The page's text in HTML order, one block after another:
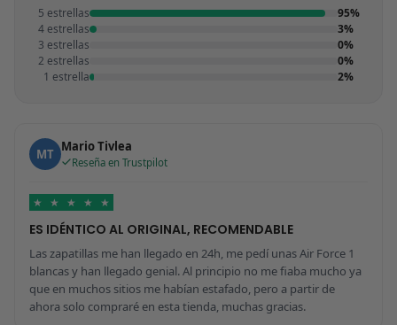
5 estrellas
95%
4 estrellas
3%
3 estrellas
0%
2 estrellas
0%
1 estrella
2%
MT Mario Tivlea
Reseña en Trustpilot
★ ★ ★ ★ ★
ES IDÉNTICO AL ORIGINAL, RECOMENDABLE
Las zapatillas me han llegado en 24h, me pedí unas Air Force 1
blancas y han llegado genial. Al principio no me fiaba mucho ya
que en muchos sitios me habían estafado, pero a partir de
ahora solo compraré en esta tienda, muchas gracias.